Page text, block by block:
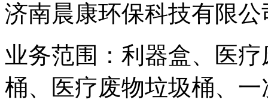
济南晨康环保科技有限公
业务范围：利器盒、医
桶、医疗废物垃圾桶、